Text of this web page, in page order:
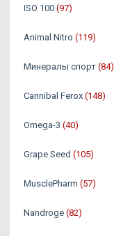
ISO 100 (97)
Animal Nitro (119)
Минералы спорт (84)
Cannibal Ferox (148)
Omega-3 (40)
Grape Seed (105)
MusclePharm (57)
Nandroge (82)